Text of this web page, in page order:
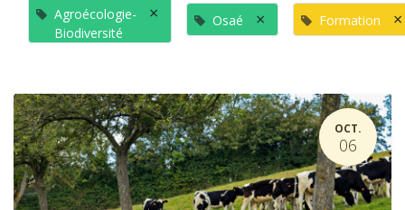
Agroécologie-
Biodiversité
× Osaé × Formation ×
OCT.
06